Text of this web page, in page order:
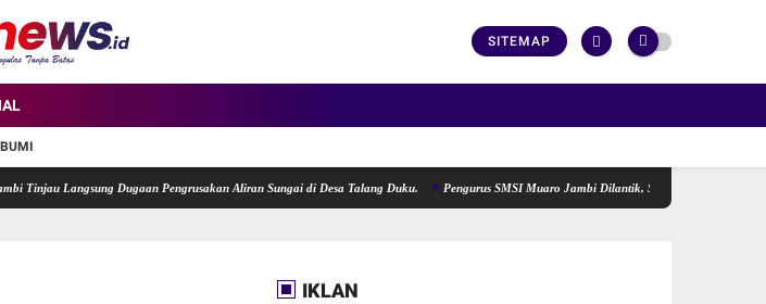
SITEMAP
Dugaan Pengrusakan Aliran Sungai di Desa Talang Duku. Pengurus SMSI Muaro Jambi Dilantik, Siap Menjadi Lokomotif
IKLAN